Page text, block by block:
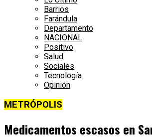
Barrios
Farándula
Departamento
NACIONAL
Positivo
Salud
Sociales
Tecnología
Opinión
METRÓPOLIS
Medicamentos escasos en